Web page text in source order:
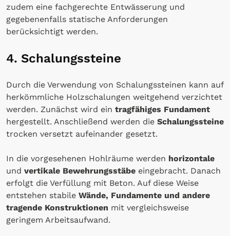
zudem eine fachgerechte Entwässerung und
gegebenenfalls statische Anforderungen
berücksichtigt werden.
4. Schalungssteine
Durch die Verwendung von Schalungssteinen kann auf
herkömmliche Holzschalungen weitgehend verzichtet
werden. Zunächst wird ein tragfähiges Fundament
hergestellt. Anschließend werden die Schalungssteine
trocken versetzt aufeinander gesetzt.
In die vorgesehenen Hohlräume werden horizontale
und vertikale Bewehrungsstäbe eingebracht. Danach
erfolgt die Verfüllung mit Beton. Auf diese Weise
entstehen stabile Wände, Fundamente und andere
tragende Konstruktionen mit vergleichsweise
geringem Arbeitsaufwand.